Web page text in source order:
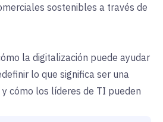
sostenibles a través de
la digitalización puede ayudar
lo que significa ser una
cómo los líderes de TI pueden